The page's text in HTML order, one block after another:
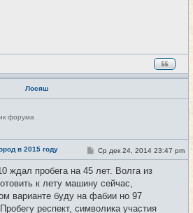
Лосяш
форума
в 2015 году #23
С
о
б
щ
н
и
Ср дек 24, 2014 23:47 pm
ждал пробега на 45 лет. Волга из
к лету машину сейчас,
варианте буду на фабии но 97
респект, символика участия